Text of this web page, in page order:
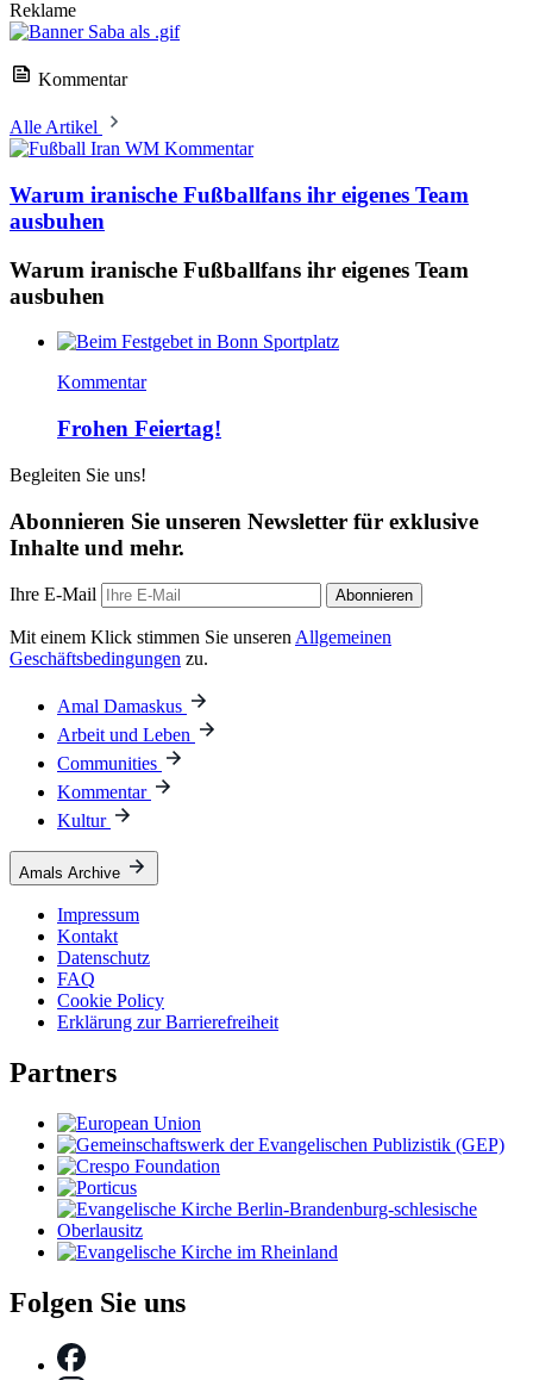
Reklame
Kommentar
Alle Artikel
Kommentar
Warum iranische Fußballfans ihr eigenes Team
ausbuhen
Warum iranische Fußballfans ihr eigenes Team
ausbuhen
Kommentar
Frohen Feiertag!
Begleiten Sie uns!
Abonnieren Sie unseren Newsletter für exklusive
Inhalte und mehr.
Ihre E-Mail Abonnieren
Mit einem Klick stimmen Sie unseren Allgemeinen
Geschäftsbedingungen zu.
Amal Damaskus
Arbeit und Leben
Communities
Kommentar
Kultur
Amals Archive
Impressum
Kontakt
Datenschutz
FAQ
Cookie Policy
Erklärung zur Barrierefreiheit
Partners
Folgen Sie uns